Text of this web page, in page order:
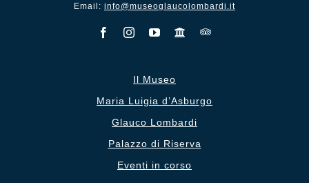
Email: info@museoglaucolombardi.it
Il Museo
Maria Luigia d’Asburgo
Glauco Lombardi
Palazzo di Riserva
Eventi in corso